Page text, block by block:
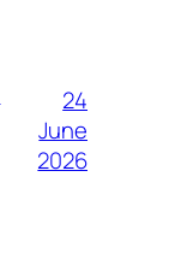
24
June
2026